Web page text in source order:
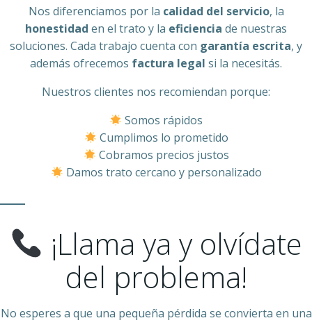
Nos diferenciamos por la calidad del servicio, la
honestidad en el trato y la eficiencia de nuestras
soluciones. Cada trabajo cuenta con garantía escrita, y
además ofrecemos factura legal si la necesitás.
Nuestros clientes nos recomiendan porque:
Somos rápidos
Cumplimos lo prometido
Cobramos precios justos
Damos trato cercano y personalizado
¡Llama ya y olvídate
del problema!
No esperes a que una pequeña pérdida se convierta en una